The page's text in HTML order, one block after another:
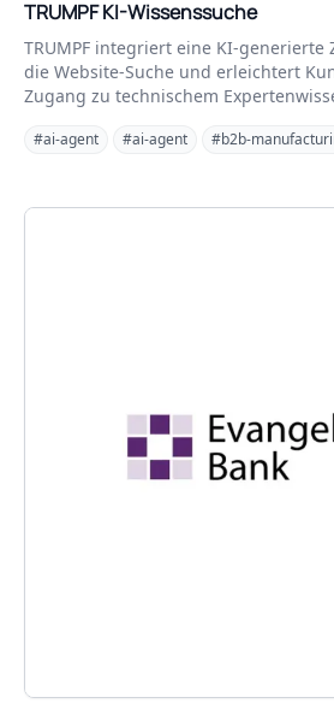
TRUMPF KI-Wissenssuche
TRUMPF integriert eine
die Website-Suche und erleichtert
Zugang zu technischem
#ai-agent #ai-agent #b2b-